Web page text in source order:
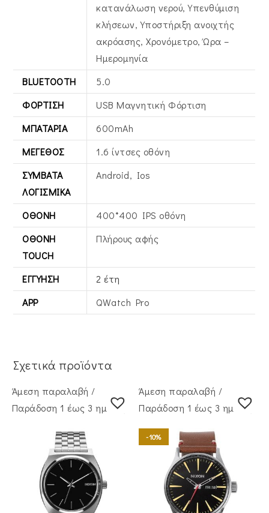
κατανάλωση νερού, Υπενθύμιση
κλήσεων, Υποστήριξη ανοιχτής
ακρόασης, Χρονόμετρο, Ώρα –
Ημερομηνία
BLUETOOTH
5.0
ΦΌΡΤΙΣΗ
USB Μαγνητική Φόρτιση
ΜΠΑΤΑΡΊΑ
600mAh
ΜΈΓΕΘΟΣ
1.6 ίντσες οθόνη
ΣΥΜΒΑΤΆ
ΛΟΓΙΣΜΙΚΆ
Android, Ios
ΟΘΌΝΗ
400*400 IPS οθόνη
ΟΘΌΝΗ
TOUCH
Πλήρους αφής
ΕΓΓΎΗΣΗ
2 έτη
APP
QWatch Pro
Σχετικά προϊόντα
Άμεση παραλαβή /
Παράδoση 1 έως 3 ημέρες
Άμεση παραλαβή /
Παράδoση 1 έως 3 ημέρες
-10%